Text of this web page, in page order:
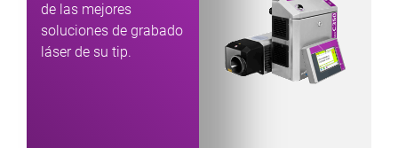
de las mejores
soluciones de grabado
láser de su tip.